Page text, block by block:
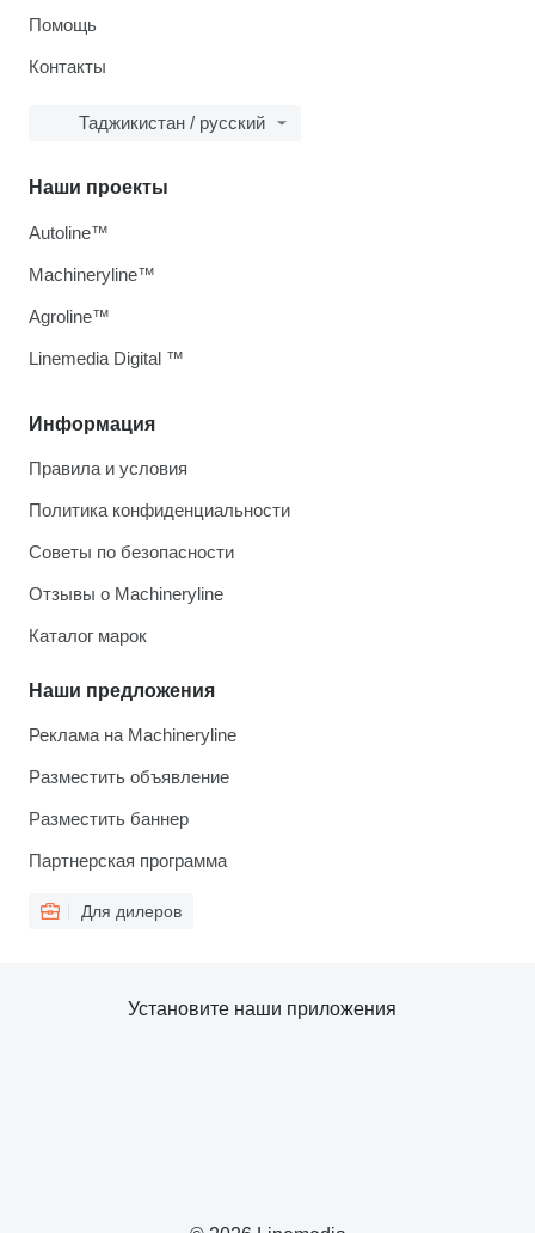
Помощь
Контакты
Таджикистан / русский
Информация
Правила и условия
Политика конфиденциальности
Советы по безопасности
Отзывы о Machineryline
Каталог марок
Наши предложения
Реклама на Machineryline
Разместить объявление
Разместить баннер
Партнерская программа
Для дилеров
Наши проекты
Autoline™
Machineryline™
Agroline™
Linemedia Digital ™
Установите наши приложения